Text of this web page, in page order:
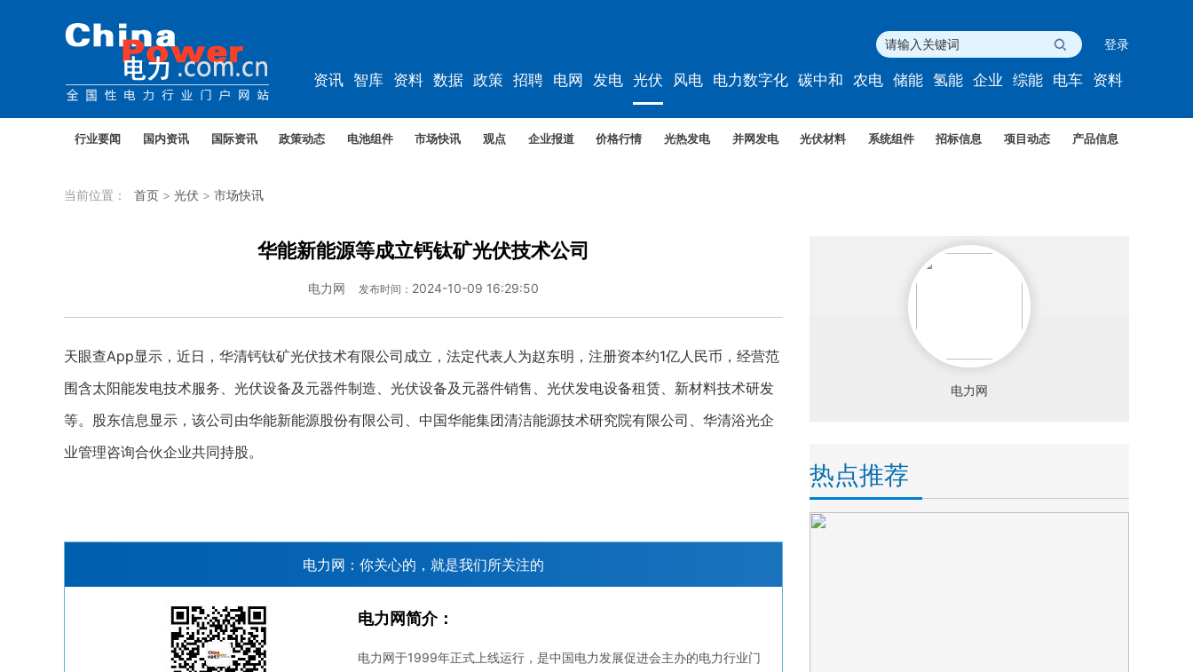
登录
资讯 智库 资料 数据 政策 招聘 电网 发电 光伏 风电 电力数字化 碳中和 农电 储能 氢能 企业 综能 电车 资料
行业要闻 国内资讯 国际资讯 政策动态 电池组件 市场快讯 观点 企业报道 价格行情 光热发电 并网发电 光伏材料 系统组件 招标信息 项目动态 产品信息
当前位置： 首页 > 光伏 > 市场快讯
华能新能源等成立钙钛矿光伏技术公司
电力网 发布时间： 2024-10-09 16:29:50
天眼查App显示，近日，华清钙钛矿光伏技术有限公司成立，法定代表人为赵东明，注册资本约1亿人民币，经营范
围含太阳能发电技术服务、光伏设备及元器件制造、光伏设备及元器件销售、光伏发电设备租赁、新材料技术研发
等。股东信息显示，该公司由华能新能源股份有限公司、中国华能集团清洁能源技术研究院有限公司、华清浴光企
业管理咨询合伙企业共同持股。
电力网：你关心的，就是我们所关注的
电力网简介：
电力网于1999年正式上线运行，是中国电力发展促进会主办的电力行业门
电力网
热点推荐